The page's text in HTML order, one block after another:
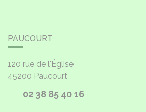
PAUCOURT
120 rue de l'Église
45200 Paucourt
02 38 85 40 16